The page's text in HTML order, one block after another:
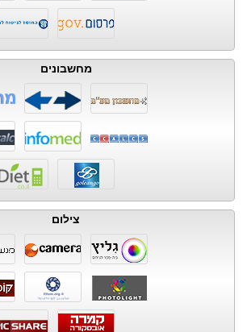
מחשבונים
צילום